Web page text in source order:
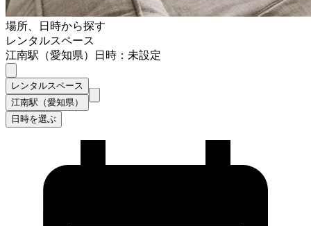
場所、日時から探す
レンタルスペース
江南駅（愛知県）
日時：未設定
レンタルスペース
江南駅（愛知県）
日時を選ぶ